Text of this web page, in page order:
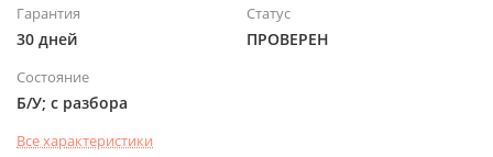
Гарантия
30 дней
Статус
ПРОВЕРЕН
Состояние
Б/У; с разбора
Все характеристики